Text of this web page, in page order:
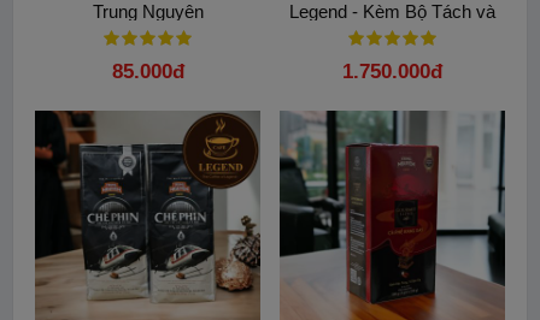
Trung Nguyên
85.000đ
Legend - Kèm Bộ Tách và
Phin Đen Trung Nguyên
1.750.000đ